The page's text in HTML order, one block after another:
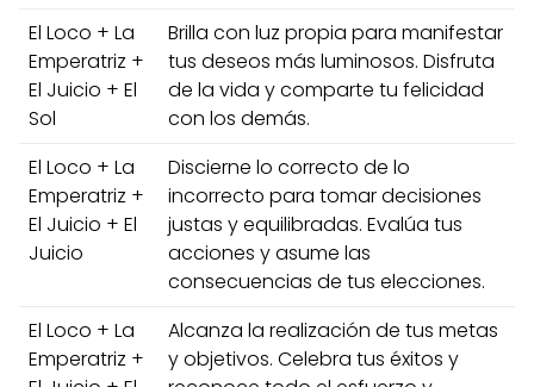
El Loco + La
Emperatriz +
El Juicio + El
Sol
Brilla con luz propia para manifestar
tus deseos más luminosos. Disfruta
de la vida y comparte tu felicidad
con los demás.
El Loco + La
Emperatriz +
El Juicio + El
Juicio
Discierne lo correcto de lo
incorrecto para tomar decisiones
justas y equilibradas. Evalúa tus
acciones y asume las
consecuencias de tus elecciones.
El Loco + La
Emperatriz +
Alcanza la realización de tus metas
y objetivos. Celebra tus éxitos y